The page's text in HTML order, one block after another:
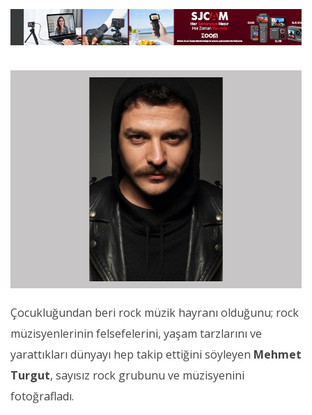
Çocukluğundan beri rock müzik hayranı olduğunu; rock
müzisyenlerinin felsefelerini, yaşam tarzlarını ve
yarattıkları dünyayı hep takip ettiğini söyleyen Mehmet
Turgut, sayısız rock grubunu ve müzisyenini
fotoğrafladı.